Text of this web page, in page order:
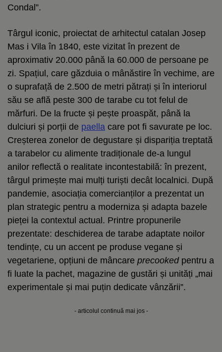
Condal”.
Târgul iconic, proiectat de arhitectul catalan Josep
Mas i Vila în 1840, este vizitat în prezent de
aproximativ 20.000 până la 60.000 de persoane pe
zi. Spațiul, care găzduia o mânăstire în vechime, are
o suprafață de 2.500 de metri pătrați și în interiorul
său se află peste 300 de tarabe cu tot felul de
mărfuri. De la fructe și pește proaspăt, până la
dulciuri și porții de paella care pot fi savurate pe loc.
Creșterea zonelor de degustare și dispariția treptată
a tarabelor cu alimente tradiționale de-a lungul
anilor reflectă o realitate incontestabilă: în prezent,
târgul primește mai mulți turiști decât localnici. După
pandemie, asociația comercianților a prezentat un
plan strategic pentru a moderniza și adapta bazele
pieței la contextul actual. Printre propunerile
prezentate: deschiderea de tarabe adaptate noilor
tendințe, cu un accent pe produse vegane și
vegetariene, opțiuni de mâncare precookedpentru a
fi luate la pachet, magazine de gustări și unități „mai
experimentale și mai puțin dedicate vânzării”.
- articolul continuă mai jos -